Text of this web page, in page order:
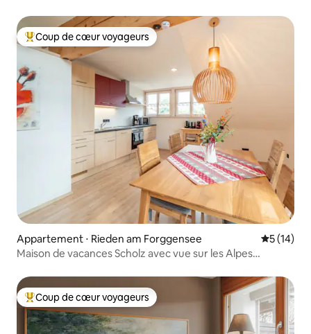
Coups de cœur voyageurs les plus appréciés
Coup de cœur voyageurs
Appartement ⋅ Rieden am Forggensee
5 (14)
Maison de vacances Scholz avec vue sur les Alpes
Coups de cœur voyageurs les plus appréciés
Coup de cœur voyageurs